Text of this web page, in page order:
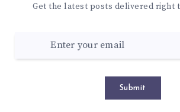
Get the latest posts delivered right
Submit